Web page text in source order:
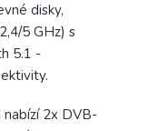
disky,
5 GHz) s
5.1 -
nabízí 2x DVB-